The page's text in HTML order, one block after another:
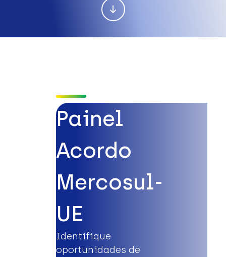
Painel
Acordo
Mercosul-
UE
Identifique
oportunidades de